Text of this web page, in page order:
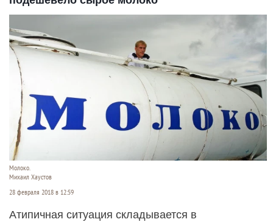
Молоко.
Михаил Хаустов
28 февраля 2018 в 12:59
Атипичная ситуация складывается в